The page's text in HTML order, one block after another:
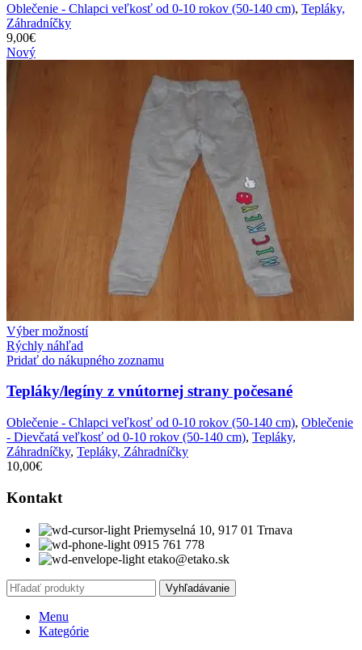
Oblečenie - Chlapci veľkosť od 0-10 rokov (50-140 cm), Tepláky,
Záhradníčky
9,00€
Nový
Výber možností
Rýchly náhľad
Pridať do nákupného zoznamu
Tepláky/legíny z vnútornej strany počesané
Oblečenie - Chlapci veľkosť od 0-10 rokov (50-140 cm), Oblečenie
- Dievčatá veľkosť od 0-10 rokov (50-140 cm), Tepláky,
Záhradníčky, Tepláky, Záhradníčky
10,00€
Kontakt
Priemyselná 10, 917 01 Trnava
0915 761 778
etako@etako.sk
Vyhľadávanie
Menu
Kategórie